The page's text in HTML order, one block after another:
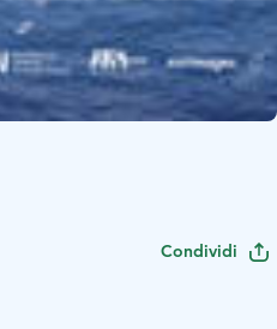
Condividi